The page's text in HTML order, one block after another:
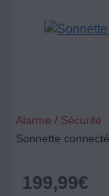
Alarme / Sécurité
Sonnette
199,99€